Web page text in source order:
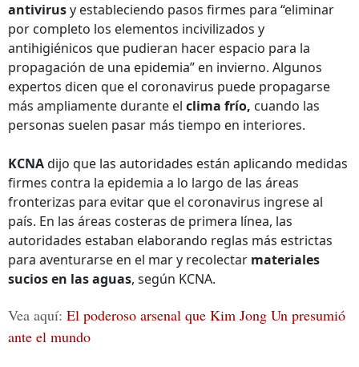
antivirusy estableciendo pasos firmes para “eliminar
por completo los elementos incivilizados y
antihigiénicos que pudieran hacer espacio para la
propagación de una epidemia” en invierno. Algunos
expertos dicen que el coronavirus puede propagarse
más ampliamente durante el clima frío, cuando las
personas suelen pasar más tiempo en interiores.
KCNAdijo que las autoridades están aplicando medidas
firmes contra la epidemia a lo largo de las áreas
fronterizas para evitar que el coronavirus ingrese al
país. En las áreas costeras de primera línea, las
autoridades estaban elaborando reglas más estrictas
para aventurarse en el mar y recolectar materiales
sucios en las aguas, según KCNA.
Vea aquí: El poderoso arsenal que Kim Jong Un presumió
ante el mundo